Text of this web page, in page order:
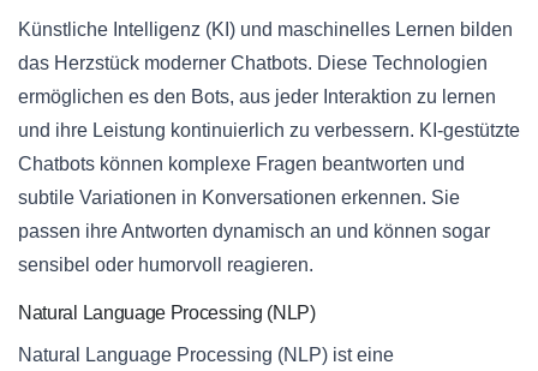
Künstliche Intelligenz (KI) und maschinelles Lernen bilden
das Herzstück moderner Chatbots. Diese Technologien
ermöglichen es den Bots, aus jeder Interaktion zu lernen
und ihre Leistung kontinuierlich zu verbessern. KI-gestützte
Chatbots können komplexe Fragen beantworten und
subtile Variationen in Konversationen erkennen. Sie
passen ihre Antworten dynamisch an und können sogar
sensibel oder humorvoll reagieren.
Natural Language Processing (NLP)
Natural Language Processing (NLP) ist eine